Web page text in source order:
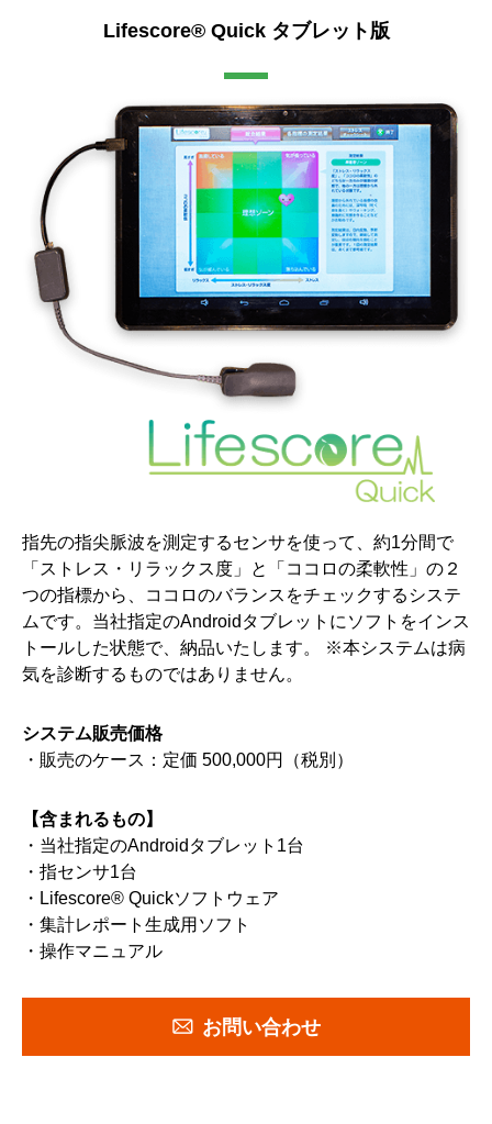
Lifescore® Quick タブレット版
指先の指尖脈波を測定するセンサを使って、約1分間で
「ストレス・リラックス度」と「ココロの柔軟性」の２
つの指標から、ココロのバランスをチェックするシステ
ムです。当社指定のAndroidタブレットにソフトをインス
トールした状態で、納品いたします。 ※本システムは病
気を診断するものではありません。
システム販売価格
販売のケース：定価 500,000円（税別）
【含まれるもの】
当社指定のAndroidタブレット1台
指センサ1台
Lifescore® Quickソフトウェア
集計レポート生成用ソフト
操作マニュアル
お問い合わせ